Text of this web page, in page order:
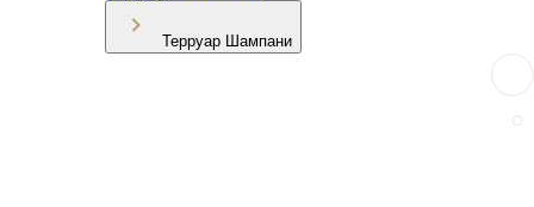
Терруар Шампани